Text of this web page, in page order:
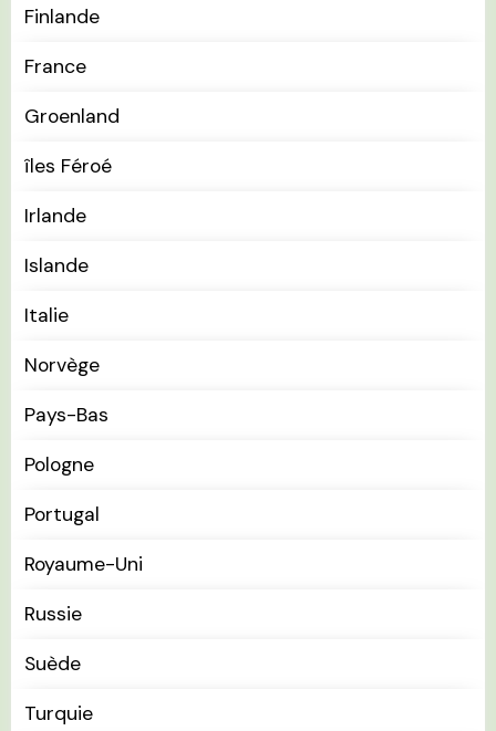
Finlande
France
Groenland
îles Féroé
Irlande
Islande
Italie
Norvège
Pays-Bas
Pologne
Portugal
Royaume-Uni
Russie
Suède
Turquie